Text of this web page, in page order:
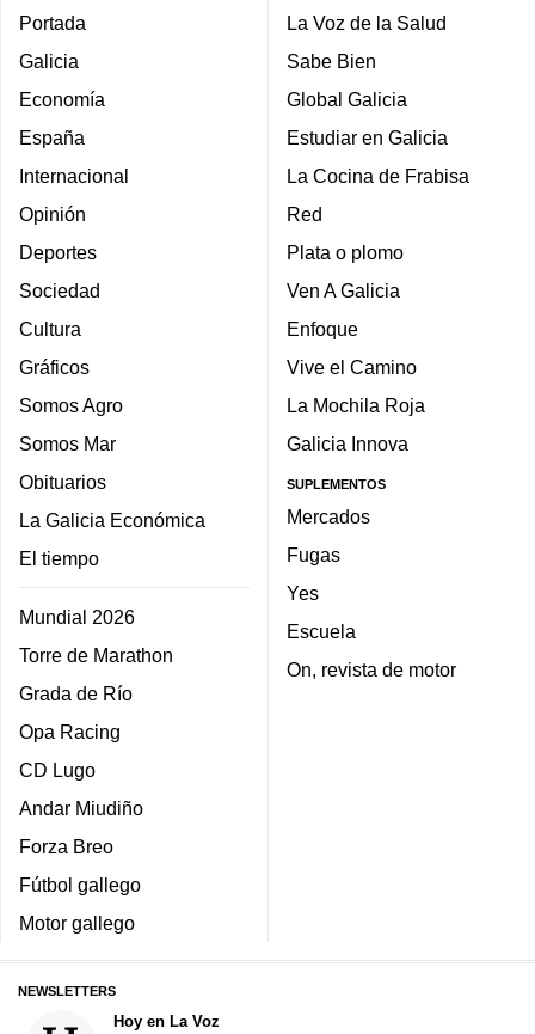
Portada
Galicia
Economía
España
Internacional
Opinión
Deportes
Sociedad
Cultura
Gráficos
Somos Agro
Somos Mar
Obituarios
La Galicia Económica
El tiempo
Mundial 2026
Torre de Marathon
Grada de Río
Opa Racing
CD Lugo
Andar Miudiño
Forza Breo
Fútbol gallego
Motor gallego
La Voz de la Salud
Sabe Bien
Global Galicia
Estudiar en Galicia
La Cocina de Frabisa
Red
Plata o plomo
Ven A Galicia
Enfoque
Vive el Camino
La Mochila Roja
Galicia Innova
SUPLEMENTOS
Mercados
Fugas
Yes
Escuela
On, revista de motor
NEWSLETTERS
Hoy en La Voz